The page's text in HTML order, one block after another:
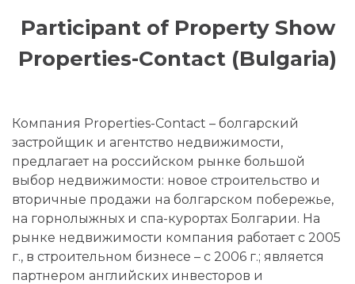
Participant of Property Show
Properties-Contact (Bulgaria)
Компания Properties-Contact – болгарский
застройщик и агентство недвижимости,
предлагает на российском рынке большой
выбор недвижимости: новое строительство и
вторичные продажи на болгарском побережье,
на горнолыжных и спа-курортах Болгарии. На
рынке недвижимости компания работает с 2005
г., в строительном бизнесе – с 2006 г.; является
партнером английских инвесторов и